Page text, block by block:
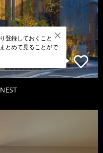
登録しておくこと
とめて見ることがで